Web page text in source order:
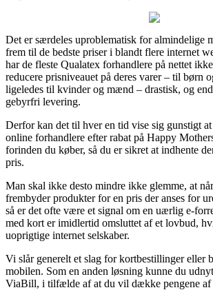
Det er særdeles uproblematisk for almindelige
frem til de bedste priser i blandt flere internet
har de fleste Qualatex forhandlere på nettet
reducere prisniveauet på deres varer – til børn
ligeledes til kvinder og mænd – drastisk, og
gebyrfri levering.
Derfor kan det til hver en tid vise sig gunstigt at
online forhandlere efter rabat på Happy
forinden du køber, så du er sikret at indhente
pris.
Man skal ikke desto mindre ikke glemme, at
frembyder produkter for en pris der anses for
så er det ofte være et signal om en uærlig e-
med kort er imidlertid omsluttet af et lovbud,
uoprigtige internet selskaber.
Vi slår generelt et slag for kortbestillinger eller
mobilen. Som en anden løsning kunne du
ViaBill, i tilfælde af at du vil dække pengene af